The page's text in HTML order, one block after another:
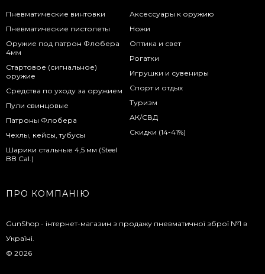
Пневматические винтовки
Пневматические пистолеты
Оружие под патрон Флобера
4мм
Стартовое (сигнальное)
оружие
Средства по уходу за оружием
Пули свинцовые
Патроны Флобера
Чехлы, кейсы, тубусы
Шарики стальные 4,5 мм (Steel
BB Cal.)
Аксессуары к оружию
Ножи
Оптика и свет
Рогатки
Игрушки и сувениры
Спорт и отдых
Туризм
АК/СВД
Скидки (14-41%)
ПРО КОМПАНІЮ
GunShop - інтернет-магазин з продажу пневматичної зброї №1 в
Україні.
© 2026